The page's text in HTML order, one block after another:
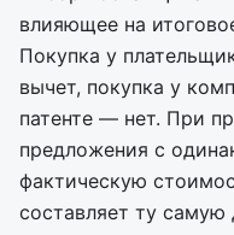
влияющее на
Покупка у
вычет, покупка у
патенте — нет. При
предложения с
фактическую
составляет ту самую